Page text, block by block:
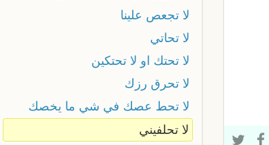
لا تجعص علينا
لا تحاتي
لا تحتك او لا تحتكين
لا تحرق رزك
لا تحط عصك في شي ما يخصك
لا تحلفيني